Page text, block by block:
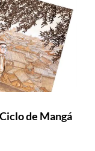
de Mangá